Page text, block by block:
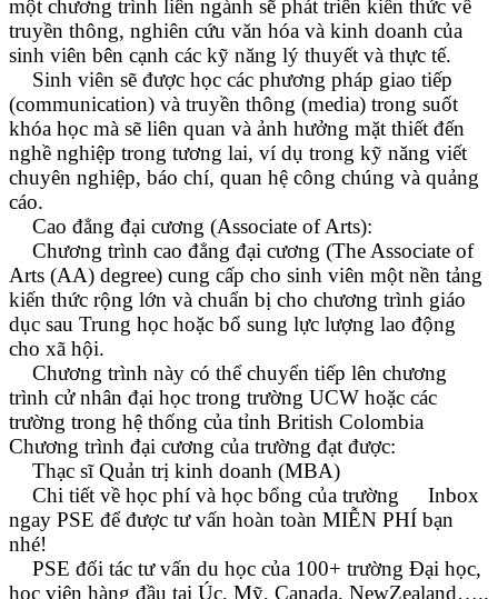
một chương trình liên ngành sẽ phát triển kiến thức về
truyền thông, nghiên cứu văn hóa và kinh doanh của
sinh viên bên cạnh các kỹ năng lý thuyết và thực tế.
Sinh viên sẽ được học các phương pháp giao tiếp
(communication) và truyền thông (media) trong suốt
khóa học mà sẽ liên quan và ảnh hưởng mặt thiết đến
nghề nghiệp trong tương lai, ví dụ trong kỹ năng viết
chuyên nghiệp, báo chí, quan hệ công chúng và quảng
cáo.
Cao đẳng đại cương (Associate of Arts):
Chương trình cao đẳng đại cương (The Associate of
Arts (AA) degree) cung cấp cho sinh viên một nền tảng
kiến thức rộng lớn và chuẩn bị cho chương trình giáo
dục sau Trung học hoặc bổ sung lực lượng lao động
cho xã hội.
Chương trình này có thể chuyển tiếp lên chương
trình cử nhân đại học trong trường UCW hoặc các
trường trong hệ thống của tỉnh British Colombia
Chương trình đại cương của trường đạt được:
Thạc sĩ Quản trị kinh doanh (MBA)
Chi tiết về học phí và học bổng của trường
Inbox
ngay PSE để được tư vấn hoàn toàn MIỄN PHÍ bạn
nhé!
PSE đối tác tư vấn du học của 100+ trường Đại học,
học viện hàng đầu tại Úc, Mỹ, Canada, NewZealand…..